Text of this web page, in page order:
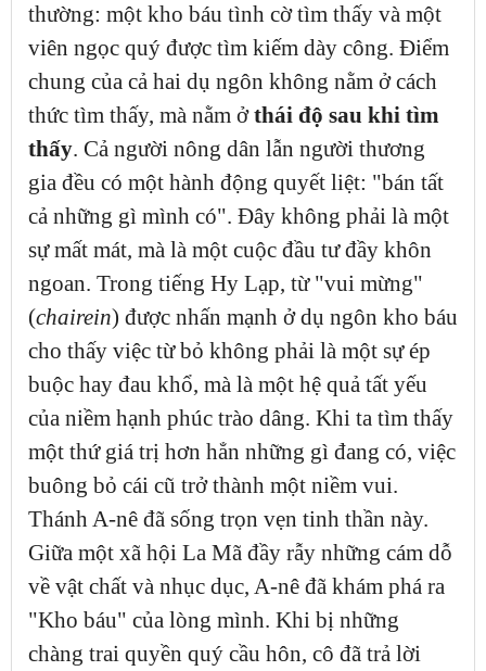
thường: một kho báu tình cờ tìm thấy và một
viên ngọc quý được tìm kiếm dày công. Điểm
chung của cả hai dụ ngôn không nằm ở cách
thức tìm thấy, mà nằm ởthái độ sau khi tìm
thấy. Cả người nông dân lẫn người thương
gia đều có một hành động quyết liệt: "bán tất
cả những gì mình có". Đây không phải là một
sự mất mát, mà là một cuộc đầu tư đầy khôn
ngoan. Trong tiếng Hy Lạp, từ "vui mừng"
(chairein) được nhấn mạnh ở dụ ngôn kho báu
cho thấy việc từ bỏ không phải là một sự ép
buộc hay đau khổ, mà là một hệ quả tất yếu
của niềm hạnh phúc trào dâng. Khi ta tìm thấy
một thứ giá trị hơn hẳn những gì đang có, việc
buông bỏ cái cũ trở thành một niềm vui.
Thánh A-nê đã sống trọn vẹn tinh thần này.
Giữa một xã hội La Mã đầy rẫy những cám dỗ
về vật chất và nhục dục, A-nê đã khám phá ra
"Kho báu" của lòng mình. Khi bị những
chàng trai quyền quý cầu hôn, cô đã trả lời